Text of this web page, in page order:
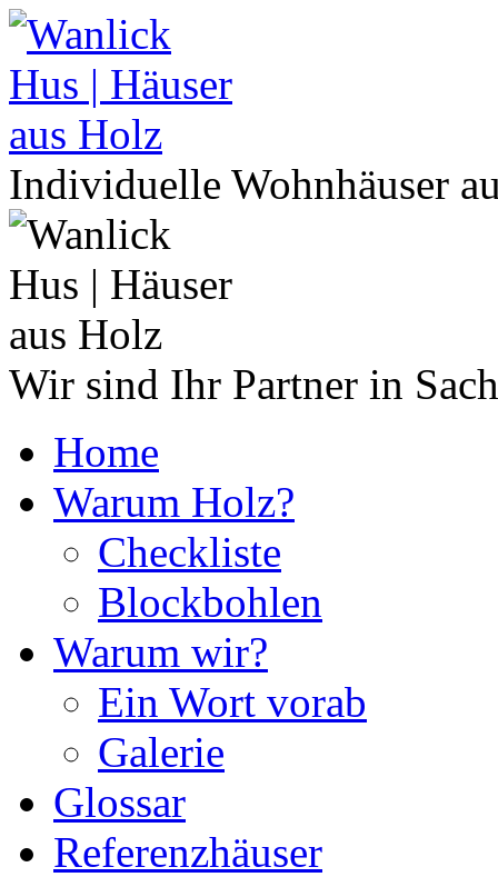
Individuelle Wohnhäuser
Wir sind Ihr Partner in
Home
Warum Holz?
Checkliste
Blockbohlen
Warum wir?
Ein Wort vorab
Galerie
Glossar
Referenzhäuser